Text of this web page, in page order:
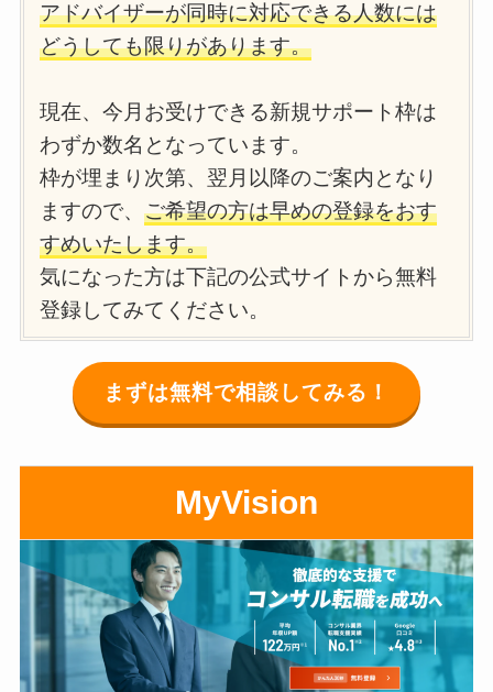
アドバイザーが同時に対応できる人数には
どうしても限りがあります。
現在、今月お受けできる新規サポート枠は
わずか数名となっています。
枠が埋まり次第、翌月以降のご案内となり
ますので、ご希望の方は早めの登録をおす
すめいたします。
気になった方は下記の公式サイトから無料
登録してみてください。
まずは無料で相談してみる！
MyVision